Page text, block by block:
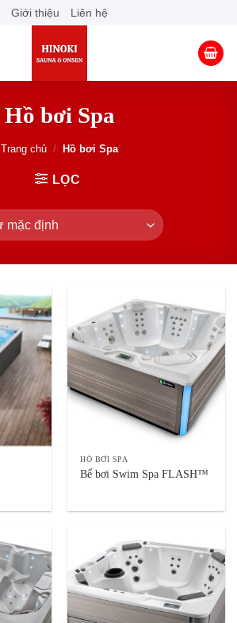
Giới thiệu Liên hệ
Hồ bơi Spa
Trang chủ / Hồ bơi Spa
LỌC
HỒ BƠI SPA
Bể bơi Swim Spa FLASH™